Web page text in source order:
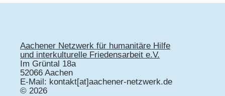
Aachener Netzwerk für humanitäre Hilfe
und interkulturelle Friedensarbeit e.V.
Im Grüntal 18a
52066 Aachen
E-Mail: kontakt[at]aachener-netzwerk.de
© 2026